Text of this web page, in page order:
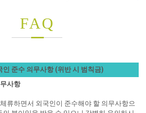
FAQ
인 준수 의무사항 (위반 시 범칙금)
사항
류하면서 외국인이 준수해야 할 의무사항으